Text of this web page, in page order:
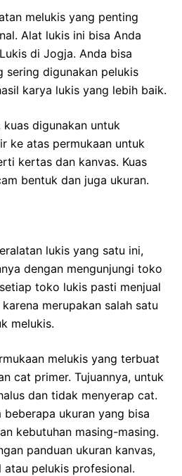
melukis yang penting
Alat lukis ini bisa Anda
di Jogja. Anda bisa
sering digunakan pelukis
karya lukis yang lebih baik.
digunakan untuk
ke atas permukaan untuk
kertas dan kanvas. Kuas
bentuk dan juga ukuran.
lukis yang satu ini,
dengan mengunjungi toko
toko lukis pasti menjual
merupakan salah satu
melukis.
melukis yang terbuat
cat primer. Tujuannya, untuk
dan tidak menyerap cat.
beberapa ukuran yang bisa
kebutuhan masing-masing.
panduan ukuran kanvas,
pelukis profesional.